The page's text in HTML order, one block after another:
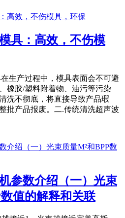
具：高效，不伤模
生产过程中，模具表面会不可避
橡胶/塑料附着物、油污等污染
洗不彻底，将直接导致产品瑕
批产品报废。二.传统清洗超声波
参数介绍（一）光束
值的解释和关联